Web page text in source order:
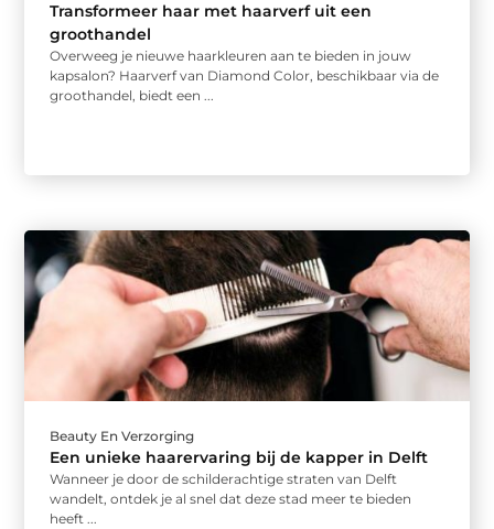
Transformeer haar met haarverf uit een
groothandel
Overweeg je nieuwe haarkleuren aan te bieden in jouw
kapsalon? Haarverf van Diamond Color, beschikbaar via de
groothandel, biedt een ...
Beauty En Verzorging
Een unieke haarervaring bij de kapper in Delft
Wanneer je door de schilderachtige straten van Delft
wandelt, ontdek je al snel dat deze stad meer te bieden
heeft ...